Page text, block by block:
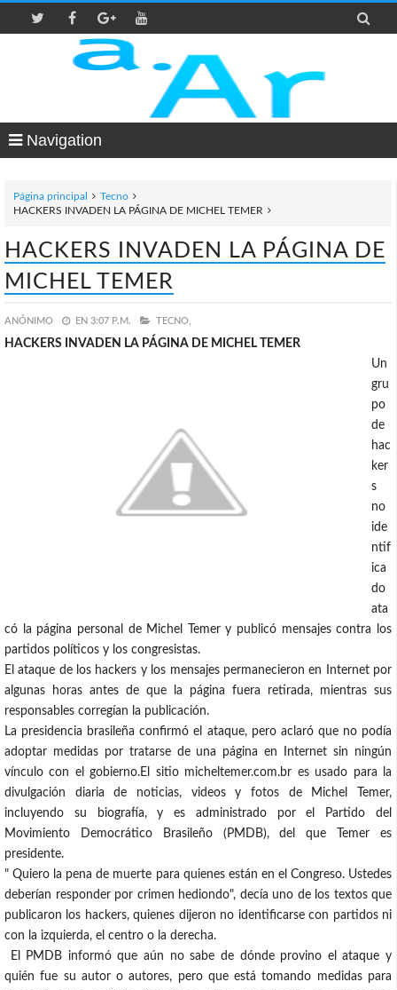

Navigation
Página principal
Tecno
HACKERS INVADEN LA PÁGINA DE MICHEL TEMER
HACKERS INVADEN LA PÁGINA DE
MICHEL TEMER
ANÓNIMO EN 3:07 P.M. TECNO,
HACKERS INVADEN LA PÁGINA DE MICHEL TEMER
Un
gru
po
de
hac
ker
s
no
ide
ntif
ica
do
ata
có la página personal de Michel Temer y publicó mensajes contra los
partidos políticos y los congresistas.
El ataque de los hackers y los mensajes permanecieron en Internet por
algunas horas antes de que la página fuera retirada, mientras sus
responsables corregían la publicación.
La presidencia brasileña confirmó el ataque, pero aclaró que no podía
adoptar medidas por tratarse de una página en Internet sin ningún
vínculo con el gobierno.El sitio micheltemer.com.br es usado para la
divulgación diaria de noticias, videos y fotos de Michel Temer,
incluyendo su biografía, y es administrado por el Partido del
Movimiento Democrático Brasileño (PMDB), del que Temer es
presidente.
" Quiero la pena de muerte para quienes están en el Congreso. Ustedes
deberían responder por crimen hediondo", decía uno de los textos que
publicaron los hackers, quienes dijeron no identificarse con partidos ni
con la izquierda, el centro o la derecha.
El PMDB informó que aún no sabe de dónde provino el ataque y
quién fue su autor o autores, pero que está tomando medidas para